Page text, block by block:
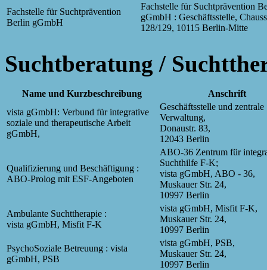
Fachstelle für Suchtprävention
Berlin gGmbH
Fachstelle für Suchtprävention
gGmbH : Geschäftsstelle,
128/129, 10115 Berlin-Mitte
Suchtberatung /
Name und Kurzbeschreibung
Anschrift
vista gGmbH: Verbund für integrative
soziale und therapeutische Arbeit
gGmbH,
Geschäftsstelle und zentrale
Verwaltung,
Donaustr. 83,
12043 Berlin
Qualifizierung und Beschäftigung :
ABO-Prolog mit ESF-Angeboten
ABO-36 Zentrum für
Suchthilfe F-K;
vista gGmbH, ABO - 36,
Muskauer Str. 24,
10997 Berlin
Ambulante Suchttherapie :
vista gGmbH, Misfit F-K
vista gGmbH, Misfit F-K,
Muskauer Str. 24,
10997 Berlin
PsychoSoziale Betreuung : vista
gGmbH, PSB
vista gGmbH, PSB,
Muskauer Str. 24,
10997 Berlin